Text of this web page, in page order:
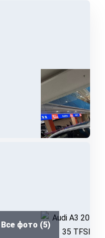
Все фото (5)